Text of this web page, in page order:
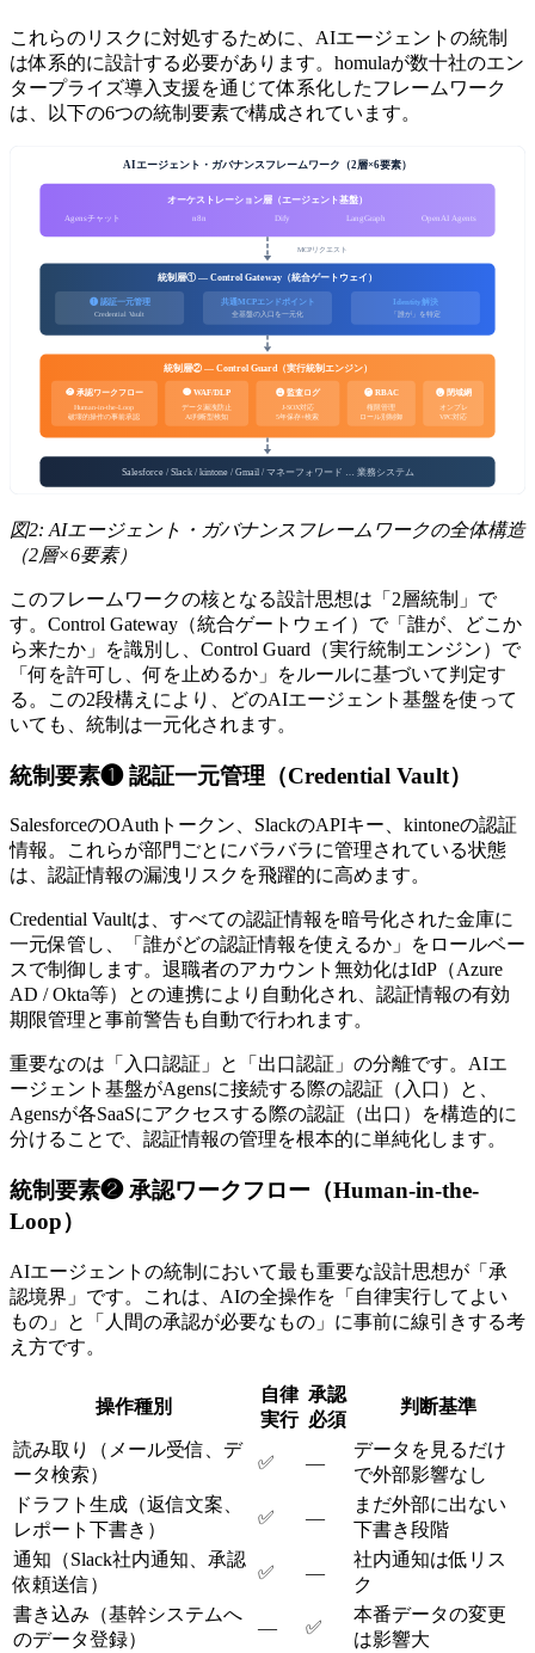
これらのリスクに対処するために、AIエージェントの統制
は体系的に設計する必要があります。homulaが数十社のエン
タープライズ導入支援を通じて体系化したフレームワーク
は、以下の6つの統制要素で構成されています。
AIエージェント・ガバナンスフレームワーク（2層×6要素）
オーケストレーション層（エージェント基盤）
Agensチャット n8n Dify LangGraph OpenAI Agents
MCPリクエスト
統制層① — Control Gateway（統合ゲートウェイ）
❶ 認証一元管理
Credential Vault
共通MCPエンドポイント
全基盤の入口を一元化
Identity解決
「誰が」を特定
統制層② — Control Guard（実行統制エンジン）
❷ 承認ワークフロー
Human-in-the-Loop
破壊的操作の事前承認
❸ WAF/DLP
データ漏洩防止
AI判断型検知
❹ 監査ログ
J-SOX対応
5年保存+検索
❺ RBAC
権限管理
ロール別制御
❻ 閉域網
オンプレ
VPC対応
Salesforce / Slack / kintone / Gmail / マネーフォワード … 業務システム
図2: AIエージェント・ガバナンスフレームワークの全体構造
（2層×6要素）
このフレームワークの核となる設計思想は「2層統制」で
す。Control Gateway（統合ゲートウェイ）で「誰が、どこか
ら来たか」を識別し、Control Guard（実行統制エンジン）で
「何を許可し、何を止めるか」をルールに基づいて判定す
る。この2段構えにより、どのAIエージェント基盤を使って
いても、統制は一元化されます。
統制要素❶ 認証一元管理（Credential Vault）
SalesforceのOAuthトークン、SlackのAPIキー、kintoneの認証
情報。これらが部門ごとにバラバラに管理されている状態
は、認証情報の漏洩リスクを飛躍的に高めます。
Credential Vaultは、すべての認証情報を暗号化された金庫に
一元保管し、「誰がどの認証情報を使えるか」をロールベー
スで制御します。退職者のアカウント無効化はIdP（Azure
AD / Okta等）との連携により自動化され、認証情報の有効
期限管理と事前警告も自動で行われます。
重要なのは「入口認証」と「出口認証」の分離です。AIエ
ージェント基盤がAgensに接続する際の認証（入口）と、
Agensが各SaaSにアクセスする際の認証（出口）を構造的に
分けることで、認証情報の管理を根本的に単純化します。
統制要素❷ 承認ワークフロー（Human-in-the-
Loop）
AIエージェントの統制において最も重要な設計思想が「承
認境界」です。これは、AIの全操作を「自律実行してよい
もの」と「人間の承認が必要なもの」に事前に線引きする考
え方です。
操作種別
自律
実行
承認
必須
判断基準
読み取り（メール受信、デ
ータ検索）
✅ —
データを見るだけ
で外部影響なし
ドラフト生成（返信文案、
レポート下書き）
✅ —
まだ外部に出ない
下書き段階
通知（Slack社内通知、承認
依頼送信）
✅ —
社内通知は低リス
ク
書き込み（基幹システムへ
のデータ登録）
— ✅
本番データの変更
は影響大